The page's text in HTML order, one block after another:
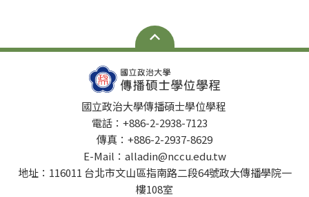
國立政治大學傳播碩士學位學程
電話：+886-2-2938-7123
傳真：+886-2-2937-8629
E-Mail：alladin@nccu.edu.tw
地址：116011 台北市文山區指南路二段64號政大傳播學院一
樓108室